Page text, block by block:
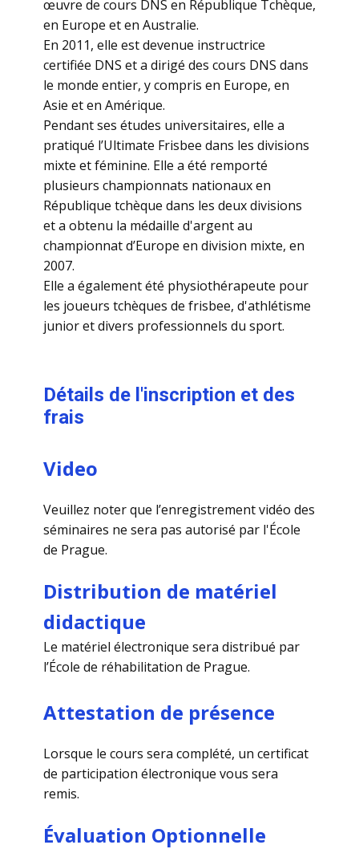
œuvre de cours DNS en République Tchèque,
en Europe et en Australie.
En 2011, elle est devenue instructrice
certifiée DNS et a dirigé des cours DNS dans
le monde entier, y compris en Europe, en
Asie et en Amérique.
Pendant ses études universitaires, elle a
pratiqué l’Ultimate Frisbee dans les divisions
mixte et féminine. Elle a été remporté
plusieurs championnats nationaux en
République tchèque dans les deux divisions
et a obtenu la médaille d'argent au
championnat d’Europe en division mixte, en
2007.
Elle a également été physiothérapeute pour
les joueurs tchèques de frisbee, d'athlétisme
junior et divers professionnels du sport.
​Détails de l'inscription et des
frais
Video
Veuillez noter que l’enregistrement vidéo des
séminaires ne sera pas autorisé par l'École
de Prague.
Distribution de matériel
didactique
Le matériel électronique sera distribué par
l’École de réhabilitation de Prague.
Attestation de présence
Lorsque le cours sera complété, un certificat
de participation électronique vous sera
remis.
Évaluation Optionnelle